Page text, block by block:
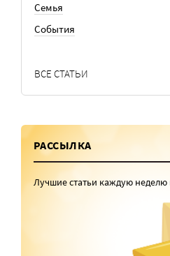
Семья
События
ВСЕ СТАТЬИ
РАССЫЛКА
Лучшие статьи каждую